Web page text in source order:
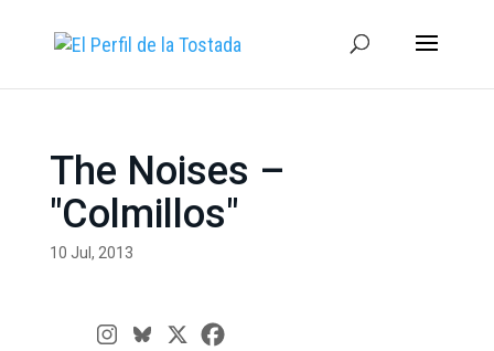
The Noises –
"Colmillos"
10 Jul, 2013